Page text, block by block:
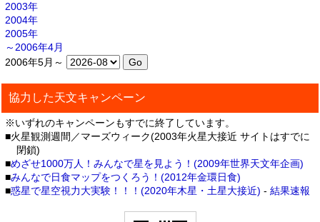
2003年
2004年
2005年
～2006年4月
2006年5月～
協力した天文キャンペーン
※いずれのキャンペーンもすでに終了しています。
■火星観測週間／マーズウィーク(2003年火星大接近 サイトはすでに
閉鎖)
■めざせ1000万人！みんなで星を見よう！(2009年世界天文年企画)
■みんなで日食マップをつくろう！(2012年金環日食)
■惑星で星空視力大実験！！！(2020年木星・土星大接近) - 結果速報